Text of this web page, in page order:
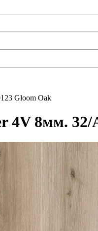
Gloom Oak
4V 8мм. 32/